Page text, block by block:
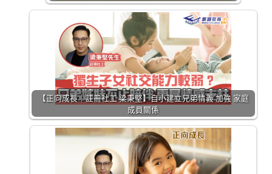
【正向成長｜註冊社工 梁秉堅】自小建立兄弟情義 加強 家庭
成員關係